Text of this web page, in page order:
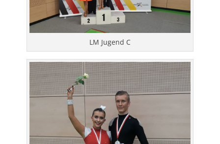
LM Jugend C